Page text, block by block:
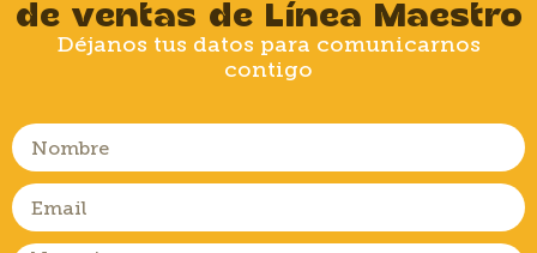
de ventas de Línea Maestro
Déjanos tus datos para comunicarnos
contigo